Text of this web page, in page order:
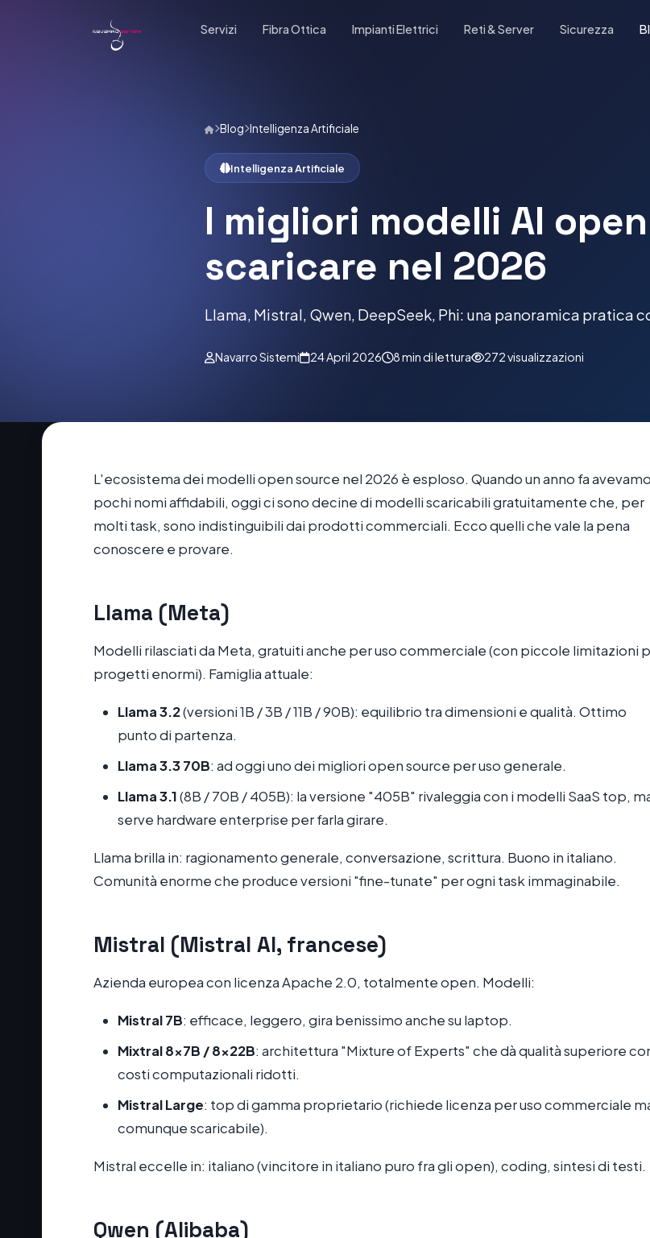
Servizi Fibra Ottica Impianti Elettrici Reti & Server Sicurezza
Blog Intelligenza Artificiale
Intelligenza Artificiale
I migliori modelli AI
scaricare nel 2026
Llama, Mistral, Qwen, DeepSeek, Phi: una panoramica pratica
Navarro Sistemi 24 April 2026 8 min di lettura 272 visualizzazioni
L'ecosistema dei modelli open source nel 2026 è esploso. Quando un anno fa avevamo
pochi nomi affidabili, oggi ci sono decine di modelli scaricabili gratuitamente che, per
molti task, sono indistinguibili dai prodotti commerciali. Ecco quelli che vale la pena
conoscere e provare.
Llama (Meta)
Modelli rilasciati da Meta, gratuiti anche per uso commerciale (con piccole limitazioni
progetti enormi). Famiglia attuale:
Llama 3.2(versioni 1B / 3B / 11B / 90B): equilibrio tra dimensioni e qualità. Ottimo
punto di partenza.
Llama 3.3 70B: ad oggi uno dei migliori open source per uso generale.
Llama 3.1(8B / 70B / 405B): la versione "405B" rivaleggia con i modelli SaaS top,
serve hardware enterprise per farla girare.
Llama brilla in: ragionamento generale, conversazione, scrittura. Buono in italiano.
Comunità enorme che produce versioni "fine-tunate" per ogni task immaginabile.
Mistral (Mistral AI, francese)
Azienda europea con licenza Apache 2.0, totalmente open. Modelli:
Mistral 7B: efficace, leggero, gira benissimo anche su laptop.
Mixtral 8x7B / 8x22B: architettura "Mixture of Experts" che dà qualità superiore
costi computazionali ridotti.
Mistral Large: top di gamma proprietario (richiede licenza per uso commerciale
comunque scaricabile).
Mistral eccelle in: italiano (vincitore in italiano puro fra gli open), coding, sintesi di testi.
Qwen (Alibaba)